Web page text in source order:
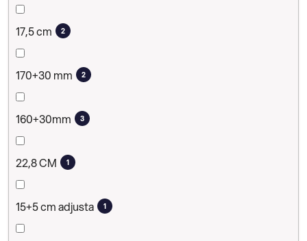
17,5 cm 2
170+30 mm 2
160+30mm 3
22,8 CM 1
15+5 cm adjusta 1